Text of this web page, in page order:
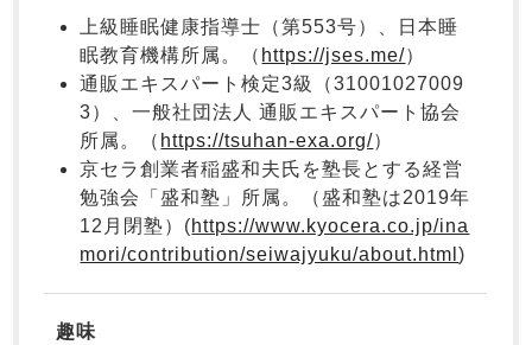
すべての季節のパジャマ一覧はこちら
ボーイズ半袖
ボーイズ前開
き
ボーイズかぶ
ガールズ上着
ガールズズボ
ン単品
ボーイズ上着
単品
ボーイズ
ン単品
上級睡眠健康指導士（第553号）、日本睡
眠教育機構所属。（ https://jses.me/）
通販エキスパート検定3級（31001027009
3）、一般社団法人 通販エキスパート協会
所属。（ https://tsuhan-exa.org/）
京セラ創業者稲盛和夫氏を塾長とする経営
勉強会「盛和塾」所属。（盛和塾は2019年
12月閉塾）(https://www.kyocera.co.jp/ina
mori/contribution/seiwajyuku/about.html)
趣味